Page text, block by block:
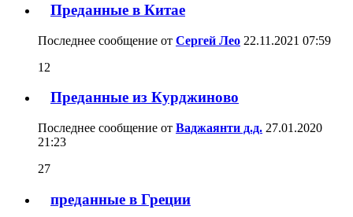
Преданные в Китае
Последнее сообщение от Сергей Лео 22.11.2021 07:59
12
Преданные из Курджиново
Последнее сообщение от Ваджаянти д.д. 27.01.2020
21:23
27
преданные в Греции